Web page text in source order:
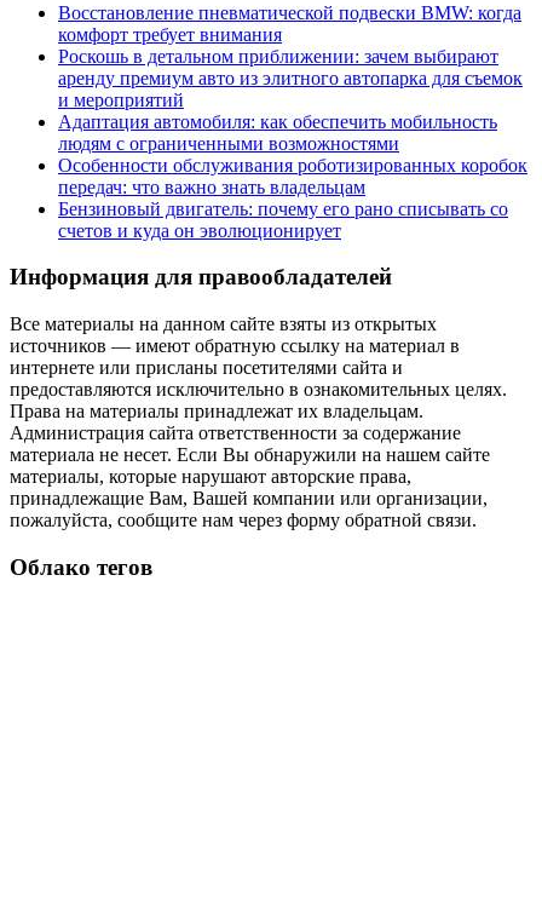
Восстановление пневматической подвески BMW: когда
комфорт требует внимания
Роскошь в детальном приближении: зачем выбирают
аренду премиум авто из элитного автопарка для съемок
и мероприятий
Адаптация автомобиля: как обеспечить мобильность
людям с ограниченными возможностями
Особенности обслуживания роботизированных коробок
передач: что важно знать владельцам
Бензиновый двигатель: почему его рано списывать со
счетов и куда он эволюционирует
Информация для правообладателей
Все материалы на данном сайте взяты из открытых
источников — имеют обратную ссылку на материал в
интернете или присланы посетителями сайта и
предоставляются исключительно в ознакомительных целях.
Права на материалы принадлежат их владельцам.
Администрация сайта ответственности за содержание
материала не несет. Если Вы обнаружили на нашем сайте
материалы, которые нарушают авторские права,
принадлежащие Вам, Вашей компании или организации,
пожалуйста, сообщите нам через форму обратной связи.
Облако тегов